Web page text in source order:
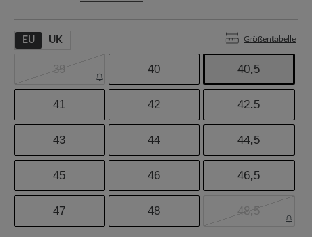
EU UK Größentabelle
39 40 40,5
41 42 42.5
43 44 44,5
45 46 46,5
47 48 48,5